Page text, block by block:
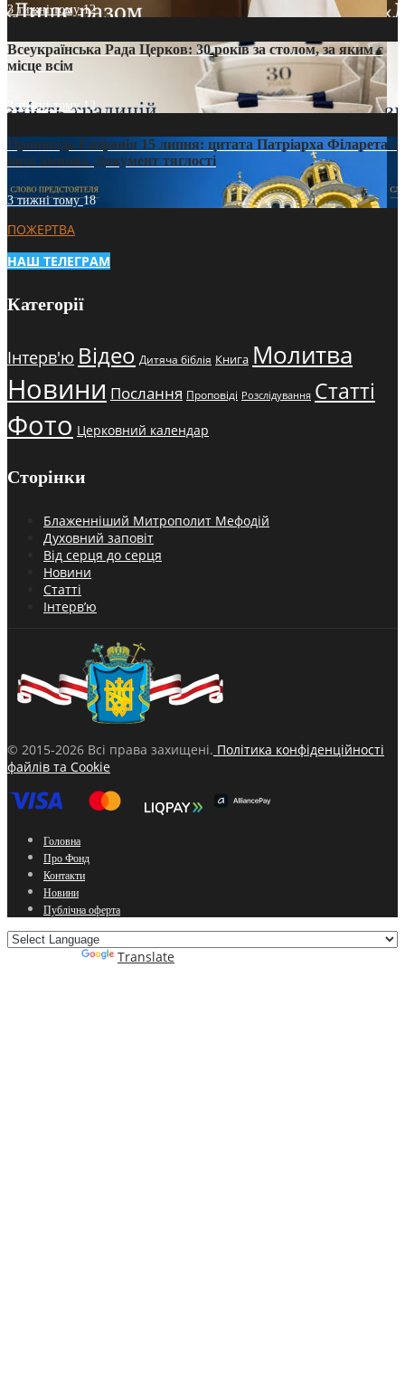
3 тижні тому12
Всеукраїнська Рада Церков: 30 років за столом, за яким є
місце всім
3 тижні тому12
Проповідь Епіфанія 15 липня: цитата Патріарха Філарета з
його амвона. Документ тяглості
3 тижні тому18
ПОЖЕРТВА
НАШ ТЕЛЕГРАМ
Категорії
Інтерв'ю Відео Дитяча біблія Книга Молитва
Новини Послання Проповіді Розслідування Статті
Фото Церковний календар
Сторінки
Блаженніший Митрополит Мефодій
Духовний заповіт
Від серця до серця
Новини
Статті
Інтерв’ю
© 2015-2026 Всі права захищені. Політика конфіденційності
файлів та Cookie
Головна
Про Фонд
Контакти
Новини
Публічна оферта
Translate